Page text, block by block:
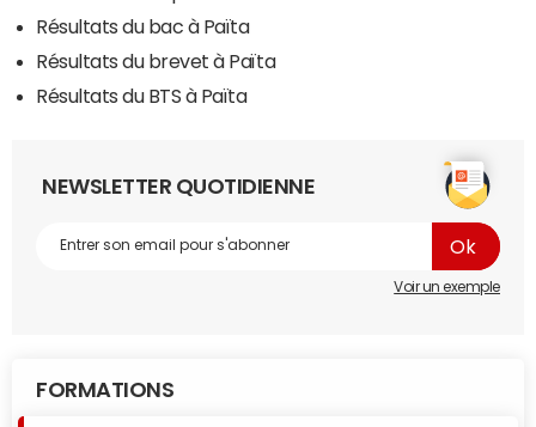
Résultats du bac à Païta
Résultats du brevet à Païta
Résultats du BTS à Païta
NEWSLETTER QUOTIDIENNE
Voir un exemple
FORMATIONS